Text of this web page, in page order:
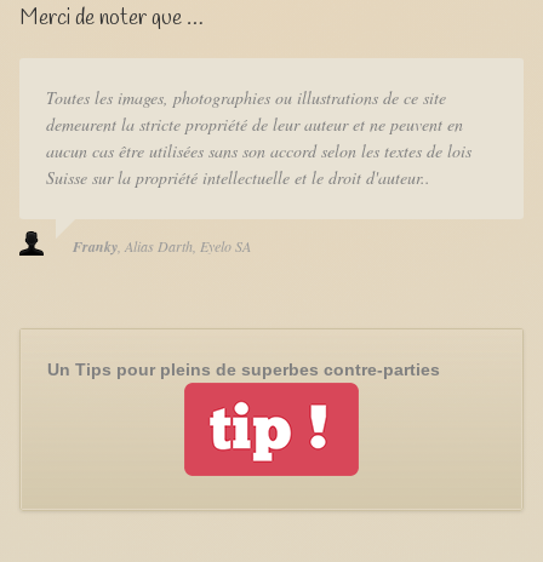
Merci de noter que …
Toutes les images, photographies ou illustrations de ce site
demeurent la stricte propriété de leur auteur et ne peuvent en
aucun cas être utilisées sans son accord selon les textes de lois
Suisse sur la propriété intellectuelle et le droit d'auteur..
Franky Alias Darth Eyelo SA
Un Tips pour pleins de superbes contre-parties